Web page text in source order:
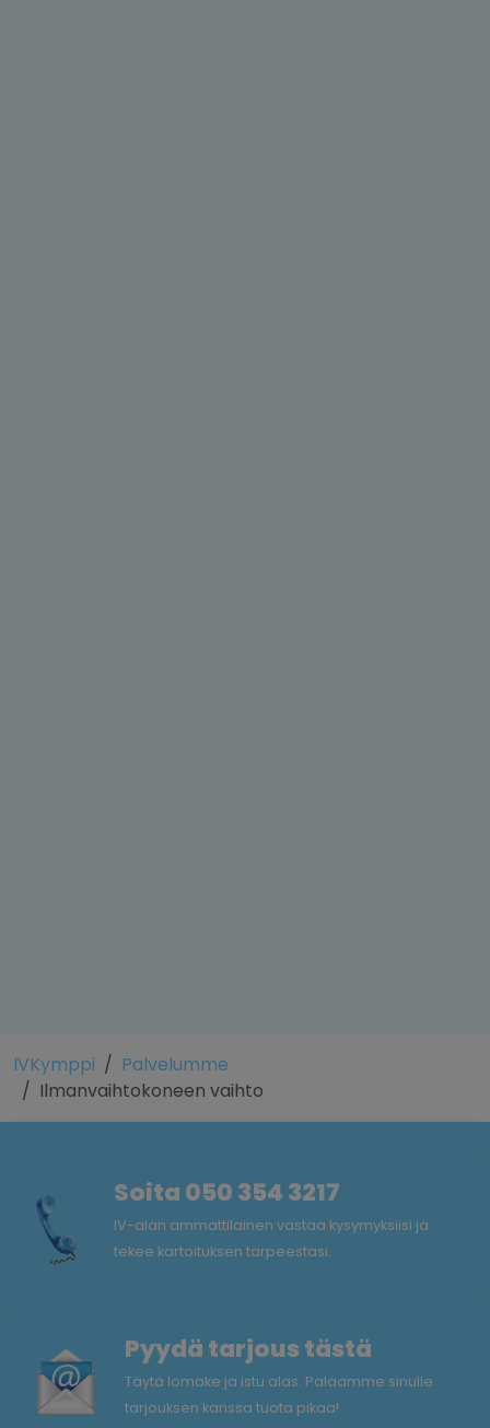
IVKymppi
Palvelumme
Ilmanvaihtokoneen vaihto
Soita 050 354 3217
IV-alan ammattilainen vastaa kysymyksiisi ja
tekee kartoituksen tarpeestasi.
Pyydä tarjous tästä
Täytä lomake ja istu alas. Palaamme sinulle
tarjouksen kanssa tuota pikaa!